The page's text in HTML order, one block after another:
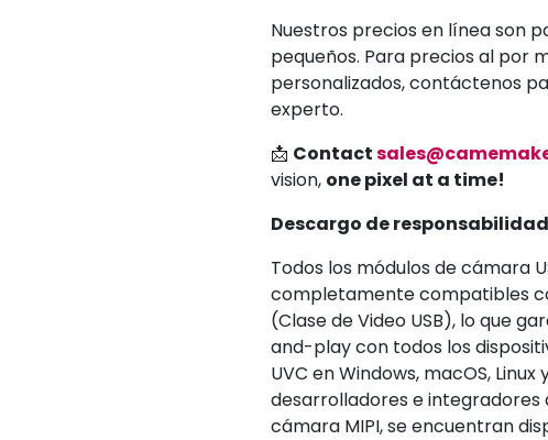
Nuestros precios en línea son
pequeños. Para precios al por
personalizados, contáctenos
experto.
📩 Contact
vision, one pixel at a time!
Descargo de
Todos los módulos de cámara
completamente compatibles
(Clase de Video USB), lo que
and-play con todos los
UVC en Windows, macOS,
desarrolladores e
cámara MIPI, se encuentran